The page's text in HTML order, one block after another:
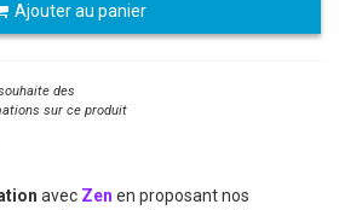
Ajouter au panier
des
sur ce produit
avec Zen en proposant nos